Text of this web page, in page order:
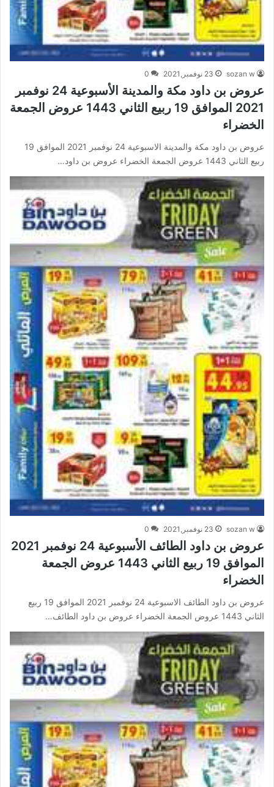
sozan w 23 نوفمبر,2021 0
عروض بن داود مكة والمدينة الأسبوعية 24 نوفمبر
2021 الموافق 19 ربيع الثاني 1443 عروض الجمعة
الخضراء
عروض بن داود مكة والمدينة الاسبوعية 24 نوفمبر 2021 الموافق 19
ربيع الثاني 1443 عروض الجمعة الخضراء عروض بن داود…
sozan w 23 نوفمبر,2021 0
عروض بن داود الطائف الأسبوعية 24 نوفمبر 2021
الموافق 19 ربيع الثاني 1443 عروض الجمعة
الخضراء
عروض بن داود الطائف الاسبوعية 24 نوفمبر 2021 الموافق 19 ربيع
الثاني 1443 عروض الجمعة الخضراء عروض بن داود الطائف…